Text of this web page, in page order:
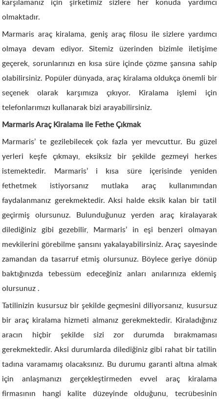
olmaktadır.
Marmaris araç kiralama, geniş araç filosu ile sizlere yardımcı
olmaya devam ediyor. Sitemiz üzerinden bizimle iletişime
geçerek, sorunlarınızı en kısa süre içinde çözme şansına sahip
olabilirsiniz. Popüler dünyada, araç kiralama oldukça önemli bir
seçenek olarak karşımıza çıkıyor. Kiralama işlemi için
telefonlarımızı kullanarak bizi arayabilirsiniz.
Marmaris Araç Kiralama ile Fethe Çıkmak
Marmaris’ te gezilebilecek çok fazla yer mevcuttur. Bu güzel
yerleri keşfe çıkmayı, eksiksiz bir şekilde gezmeyi herkes
istemektedir. Marmaris’ i kısa süre içerisinde yeniden
fethetmek istiyorsanız mutlaka araç kullanımından
faydalanmanız gerekmektedir. Aksi halde eksik kalan bir tatil
geçirmiş olursunuz. Bulunduğunuz yerden araç kiralayarak
dilediğiniz gibi gezebilir, Marmaris’ in eşi benzeri olmayan
mevkilerini görebilme şansını yakalayabilirsiniz. Araç sayesinde
zamandan da tasarruf etmiş olursunuz. Böylece geriye dönüp
baktığınızda tebessüm edeceğiniz anları anılarınıza eklemiş
olursunuz .
Tatilinizin kusursuz bir şekilde geçmesini diliyorsanız, kusursuz
bir araç kiralama hizmeti almanız gerekmektedir. Kiraladığınız
aracın hiçbir şekilde sizi zor durumda bırakmaması
gerekmektedir. Aksi durumlarda dilediğiniz gibi rahat bir tatilin
tadına varamamış olacaksınız. Bu durumu garanti altına almak
için anlaşmanızı gerçekleştirmeden evvel araç kiralama
firmasının hangi kalite düzeyinde olduğunu, tecrübesinin